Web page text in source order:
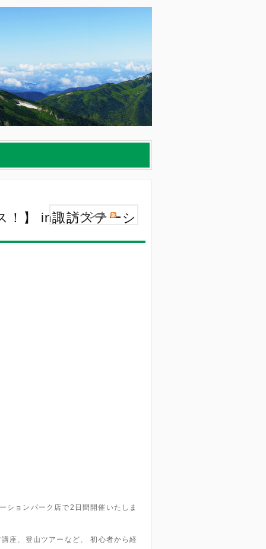
イベント
！】 in諏訪ステーシ
ションパーク店で2日間開催いたしま
座、登山ツアーなど、 初心者から経